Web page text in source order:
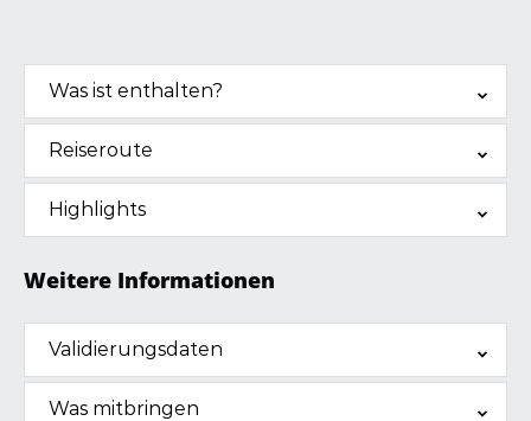
Was ist enthalten?
Reiseroute
Highlights
Weitere Informationen
Validierungsdaten
Was mitbringen